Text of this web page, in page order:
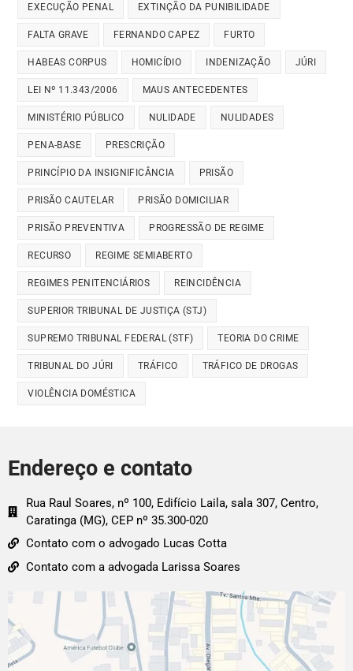
EXECUÇÃO PENAL EXTINÇÃO DA PUNIBILIDADE
FALTA GRAVE FERNANDO CAPEZ FURTO
HABEAS CORPUS HOMICÍDIO INDENIZAÇÃO JÚRI
LEI Nº 11.343/2006 MAUS ANTECEDENTES
MINISTÉRIO PÚBLICO NULIDADE NULIDADES
PENA-BASE PRESCRIÇÃO
PRINCÍPIO DA INSIGNIFICÂNCIA PRISÃO
PRISÃO CAUTELAR PRISÃO DOMICILIAR
PRISÃO PREVENTIVA PROGRESSÃO DE REGIME
RECURSO REGIME SEMIABERTO
REGIMES PENITENCIÁRIOS REINCIDÊNCIA
SUPERIOR TRIBUNAL DE JUSTIÇA (STJ)
SUPREMO TRIBUNAL FEDERAL (STF) TEORIA DO CRIME
TRIBUNAL DO JÚRI TRÁFICO TRÁFICO DE DROGAS
VIOLÊNCIA DOMÉSTICA
Endereço e contato
Rua Raul Soares, nº 100, Edifício Laila, sala 307, Centro,
Caratinga (MG), CEP nº 35.300-020
Contato com o advogado Lucas Cotta
Contato com a advogada Larissa Soares